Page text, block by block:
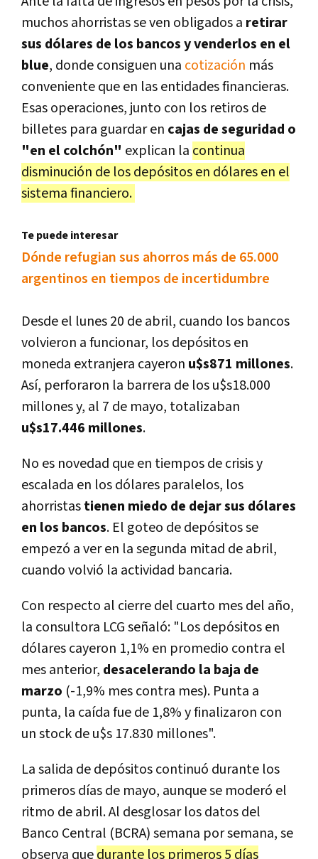
muchos ahorristas se ven obligados a retirar
sus dólares de los bancos y venderlos en el
blue, donde consiguen una cotización más
conveniente que en las entidades financieras.
Esas operaciones, junto con los retiros de
billetes para guardar en cajas de seguridad o
"en el colchón" explican la continua
disminución de los depósitos en dólares en el
sistema financiero.
Te puede interesar
Dónde refugian sus ahorros más de 65.000
argentinos en tiempos de incertidumbre
Desde el lunes 20 de abril, cuando los bancos
volvieron a funcionar, los depósitos en
moneda extranjera cayeron u$s871 millones.
Así, perforaron la barrera de los u$s18.000
millones y, al 7 de mayo, totalizaban
u$s17.446 millones.
No es novedad que en tiempos de crisis y
escalada en los dólares paralelos, los
ahorristastienen miedo de dejar sus dólares
en los bancos. El goteo de depósitos se
empezó a ver en la segunda mitad de abril,
cuando volvió la actividad bancaria.
Con respecto al cierre del cuarto mes del año,
la consultora LCG señaló: "Los depósitos en
dólares cayeron 1,1% en promedio contra el
mes anterior, desacelerando la baja de
marzo (-1,9% mes contra mes). Punta a
punta, la caída fue de 1,8% y finalizaron con
un stock de u$s 17.830 millones".
La salida de depósitos continuó durante los
primeros días de mayo, aunque se moderó el
ritmo de abril. Al desglosar los datos del
Banco Central (BCRA) semana por semana, se
observa quedurante los primeros 5 días